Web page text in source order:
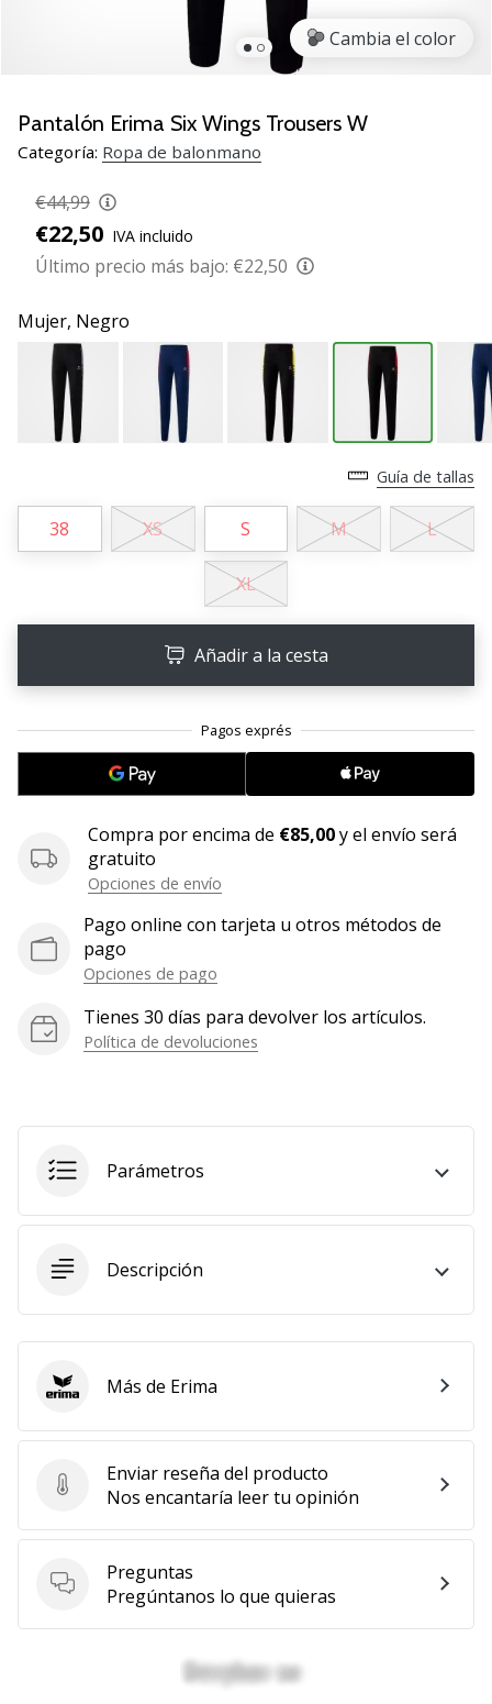
Accelerate
SQD
Descubre
las
actualizaciones
y…
25. 11. 2024
2 min. de lectura
embajador
Weplayhandball!
un
en
nuestro
Mostrar
todos
artículos
Cambia el color
Pantalón Erima Six Wings Trousers W
Categoría: Ropa de balonmano
€44,99
€22,50 IVA incluido
Último precio más bajo: €22,50
Mujer, Negro
Guía de tallas
38 XS S M L
XL
Añadir a la cesta
Compra por encima de €85,00y el envío será
gratuito
Opciones de envío
Pago online con tarjeta u otros métodos de
pago
Opciones de pago
Tienes 30 días para devolver los artículos.
Política de devoluciones
Parámetros
Descripción
Enviar reseña del producto
Enviar reseña del producto
Nos encantaría leer tu opinión
Preguntas
Preguntas
Pregúntanos lo que quieras
ErimaMás de Erima